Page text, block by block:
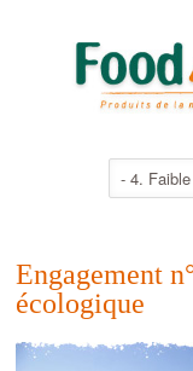
Engagement
écologique